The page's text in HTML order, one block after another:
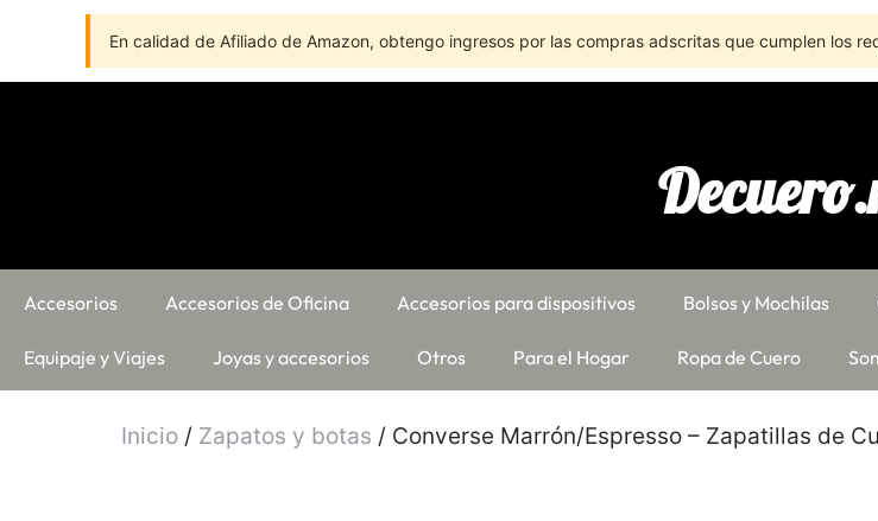
En calidad de Afiliado de Amazon, obtengo ingresos por las compras adscritas que cumplen los
Accesorios Accesorios de Oficina Accesorios para dispositivos Bolsos y Mochilas
Equipaje y Viajes Joyas y accesorios Otros Para el Hogar Ropa de Cuero
Inicio / Zapatos y botas / Converse Marrón/Espresso – Zapatillas de